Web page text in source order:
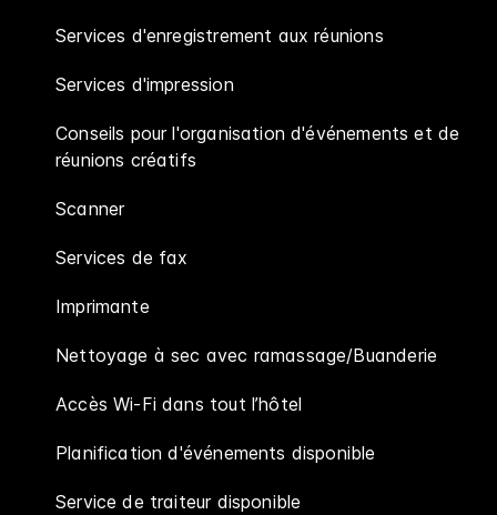
Services d'enregistrement aux réunions
Services d'impression
Conseils pour l'organisation d'événements et de
réunions créatifs
Scanner
Services de fax
Imprimante
Nettoyage à sec avec ramassage/Buanderie
Accès Wi-Fi dans tout l’hôtel
Planification d'événements disponible
Service de traiteur disponible